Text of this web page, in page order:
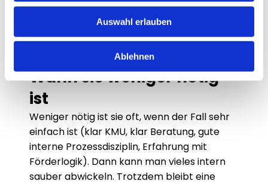
Auswahl erlauben
Ablehnen
Planbarkeit priorisieren
Je komplexer der Fall, desto größer der
Wann sie weniger nötig
ist
Weniger nötig ist sie oft, wenn der Fall sehr
einfach ist (klar KMU, klar Beratung, gute
interne Prozessdisziplin, Erfahrung mit
Förderlogik). Dann kann man vieles intern
sauber abwickeln. Trotzdem bleibt eine